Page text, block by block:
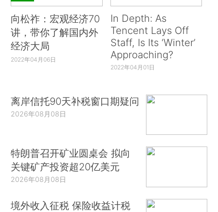
向松祚：宏观经济70
讲，带你了解国内外
经济大局
2022年04月06日
In Depth: As
Tencent Lays Off
Staff, Is Its ‘Winter’
Approaching?
2022年04月01日
离岸信托90天补税窗口期疑问
2026年08月08日
特朗普召开矿业圆桌会 拟向
关键矿产投资超20亿美元
2026年08月08日
境外收入征税 保险收益计税